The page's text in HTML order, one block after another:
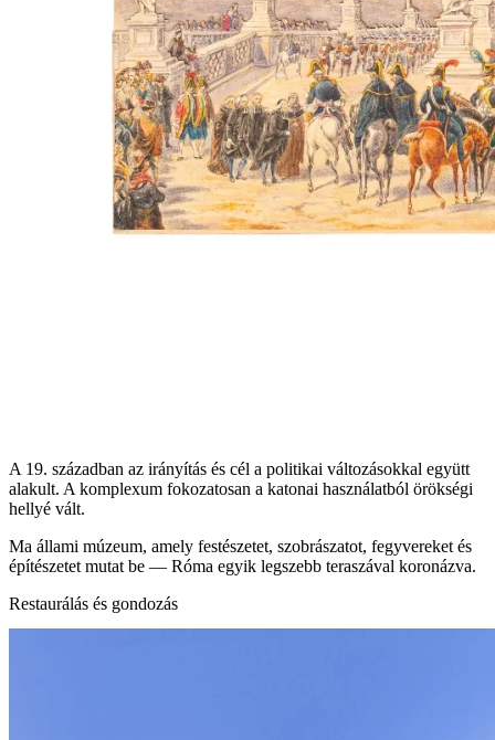
A 19. században az irányítás és cél a politikai változásokkal együtt
alakult. A komplexum fokozatosan a katonai használatból örökségi
hellyé vált.
Ma állami múzeum, amely festészetet, szobrászatot, fegyvereket és
építészetet mutat be — Róma egyik legszebb teraszával koronázva.
Restaurálás és gondozás